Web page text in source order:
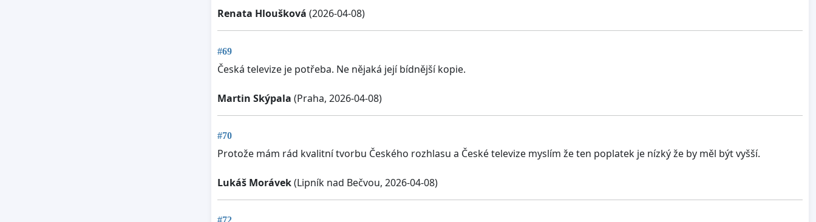
Renata Hloušková (2026-04-08)
#69
Česká televize je potřeba. Ne nějaká její bídnější kopie.
Martin Skýpala (Praha, 2026-04-08)
#70
Protože mám rád kvalitní tvorbu Českého rozhlasu a České televize myslím že ten poplatek je nízký že by měl být vyšší.
Lukáš Morávek(Lipník nad Bečvou, 2026-04-08)